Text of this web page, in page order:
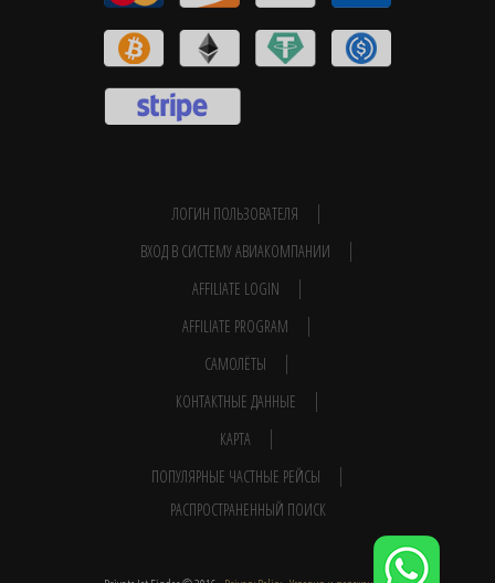
ЛОГИН ПОЛЬЗОВАТЕЛЯ
ВХОД В СИСТЕМУ АВИАКОМПАНИИ
AFFILIATE LOGIN
AFFILIATE PROGRAM
САМОЛЁТЫ
КОНТАКТНЫЕ ДАННЫЕ
КАРТА
ПОПУЛЯРНЫЕ ЧАСТНЫЕ РЕЙСЫ
РАСПРОСТРАНЕННЫЙ ПОИСК